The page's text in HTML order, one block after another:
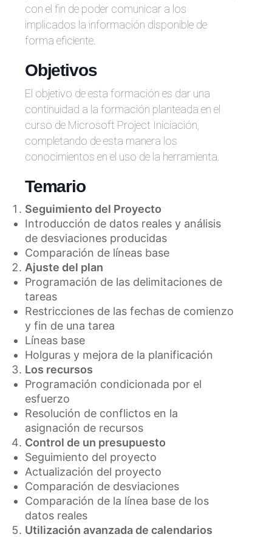
con el fin de poder comunicar a los
implicados la información disponible de
forma eficiente.
Objetivos
El objetivo de esta formación es dar una
continuidad a la formación planteada en el
curso de Microsoft Project Iniciación,
completando de esta manera los
conocimientos en el uso de la herramienta.
Temario
Seguimiento del Proyecto
Introducción de datos reales y análisis
de desviaciones producidas
Comparación de líneas base
Ajuste del plan
Programación de las delimitaciones de
tareas
Restricciones de las fechas de comienzo
y fin de una tarea
Líneas base
Holguras y mejora de la planificación
Los recursos
Programación condicionada por el
esfuerzo
Resolución de conflictos en la
asignación de recursos
Control de un presupuesto
Seguimiento del proyecto
Actualización del proyecto
Comparación de desviaciones
Comparación de la línea base de los
datos reales
Utilización avanzada de calendarios